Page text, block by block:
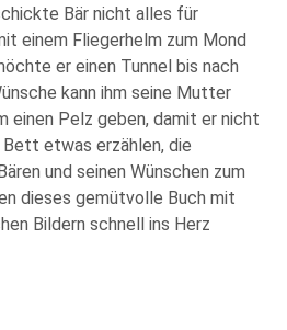
Bär nicht alles für
einem Fliegerhelm zum Mond
er einen Tunnel bis nach
kann ihm seine Mutter
einen Pelz geben, damit er nicht
etwas erzählen, die
und seinen Wünschen zum
dieses gemütvolle Buch mit
Bildern schnell ins Herz